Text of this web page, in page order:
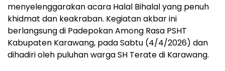
menyelenggarakan acara Halal Bihalal yang penuh
khidmat dan keakraban. Kegiatan akbar ini
berlangsung di Padepokan Among Rasa PSHT
Kabupaten Karawang, pada Sabtu (4/4/2026) dan
dihadiri oleh puluhan warga SH Terate di Karawang.